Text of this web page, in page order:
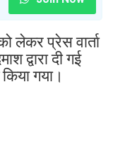
लेकर प्रेस वार्ता
द्वारा दी गई
गया।